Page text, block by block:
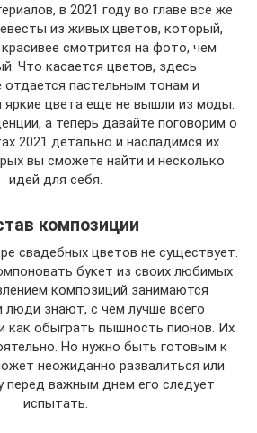
в 2021 году во главе все же
из живых цветов, который,
смотрится на фото, чем
Что касается цветов, здесь
отдается пастельным тонам и
яркие цвета еще не вышли из моды.
а теперь давайте поговорим о
2021 детально и насладимся их
вы сможете найти и несколько
идей для себя.
композиции
свадебных цветов не существует.
букет из своих любимых
композиций занимаются
знают, с чем лучше всего
как обыграть пышность пионов. Их
Но нужно быть готовым к
неожиданно развалиться или
перед важным днем его следует
испытать.